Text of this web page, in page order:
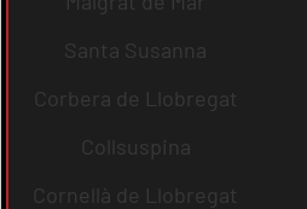
Santa Susanna
Corbera de Llobregat
Collsuspina
Cornellà de Llobregat